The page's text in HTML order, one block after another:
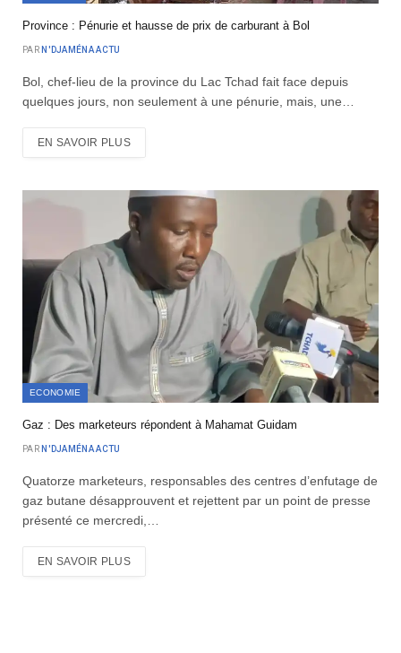
Province : Pénurie et hausse de prix de carburant à Bol
PAR N'DJAMÉNA ACTU
Bol, chef-lieu de la province du Lac Tchad fait face depuis
quelques jours, non seulement à une pénurie, mais, une…
EN SAVOIR PLUS
ECONOMIE
Gaz : Des marketeurs répondent à Mahamat Guidam
PAR N'DJAMÉNA ACTU
Quatorze marketeurs, responsables des centres d’enfutage de
gaz butane désapprouvent et rejettent par un point de presse
présenté ce mercredi,…
EN SAVOIR PLUS